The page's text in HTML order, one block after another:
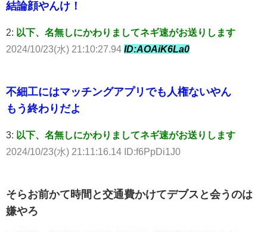
結論顔やんけ！
2: 以下、名無しにかわりましてネギ速がお送りします
2024/10/23(水) 21:10:27.94 ID:AOAiK6La0
不細工にはマッチングアプリでも人権ないやん
もう終わりだよ
3: 以下、名無しにかわりましてネギ速がお送りします
2024/10/23(水) 21:11:16.14 ID:f6PpDi1J0
そらお前かて時間と交通費かけてデブスと会うのは
嫌やろ